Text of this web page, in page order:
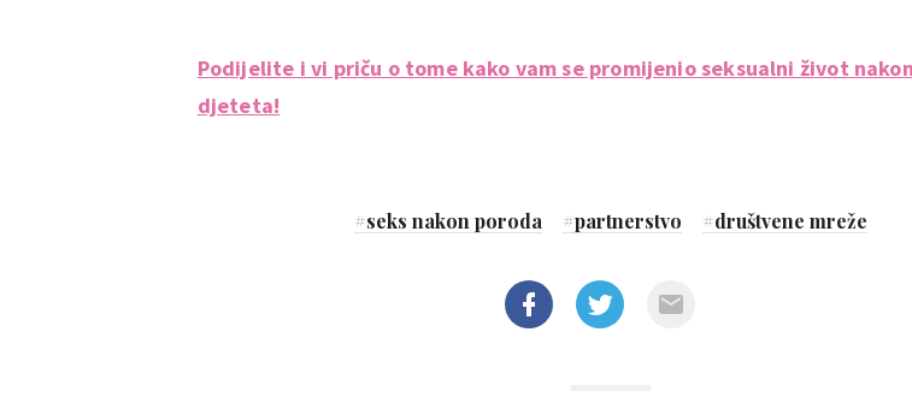
Podijelite i vi priču o tome kako vam se promijenio seksualni život
djeteta!
#seks nakon poroda #partnerstvo #društvene mreže